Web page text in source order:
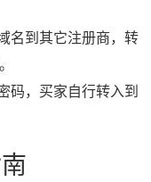
名到其它注册商，转
码，买家自行转入到